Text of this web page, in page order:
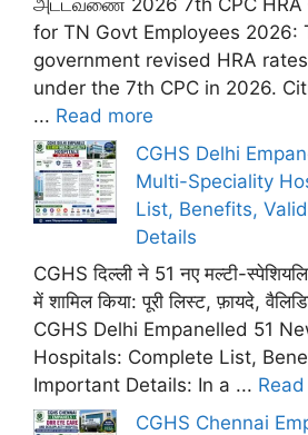
அட்டவணை 2026 7th CPC HRA
for TN Govt Employees 2026:
government revised HRA
under the 7th CPC in 2026.
... Read more
CGHS Delhi
Multi-Speciality
List, Benefits,
Details
CGHS दिल्ली ने 51 नए मल्टी-
में शामिल किया: पूरी लिस्ट, फ़ायदे,
CGHS Delhi Empanelled 51
Hospitals: Complete List,
Important Details: In a ...
CGHS Chennai